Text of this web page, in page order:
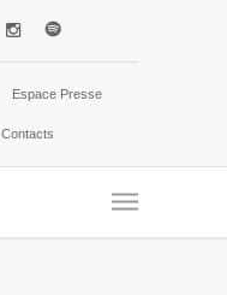
Espace Presse
Contacts